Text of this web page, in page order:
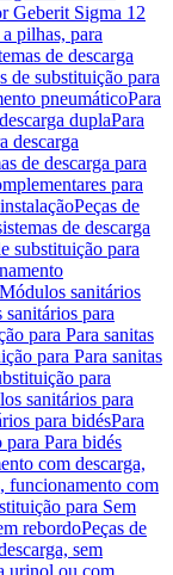
Geberit Sigma 12
pilhas, para
de descarga
de substituição para
pneumáticoPara
duplaPara
descarga
de descarga para
para
Peças de
de descarga
substituição para
Módulos sanitários
para
para Para sanitas
para Para sanitas
para
sanitários para
para bidésPara
para Para bidés
com descarga,
funcionamento com
para Sem
rebordoPeças de
sem
urinol ou com